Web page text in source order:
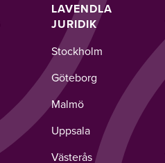
LAVENDLA
JURIDIK
Stockholm
Göteborg
Malmö
Uppsala
Västerås